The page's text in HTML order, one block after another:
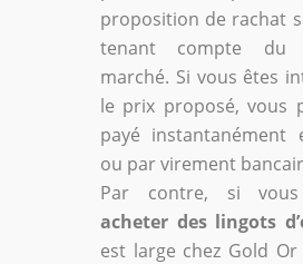
proposition de rachat
tenant compte du
marché. Si vous êtes
le prix proposé, vous
payé instantanément
ou par virement
Par contre, si vous
acheter des lingots
est large chez Gold Or